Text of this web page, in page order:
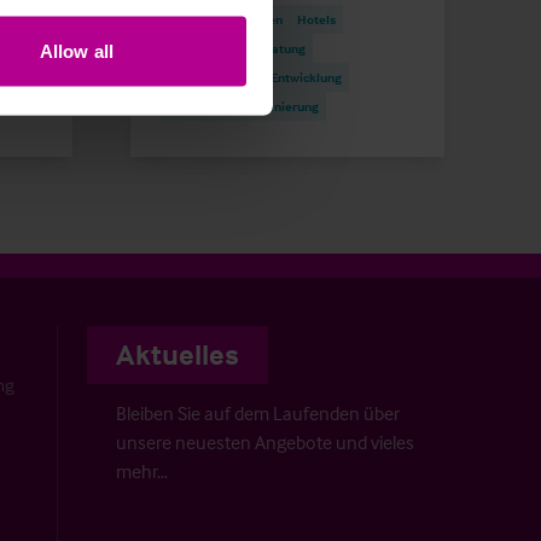
Allow all
Pressemitteilungen
Hotels
Beratung
Investitionen und Entwicklung
Turnaround und Sanierung
Aktuelles
Bleiben Sie auf dem Laufenden über
unsere neuesten Angebote und vieles
mehr…